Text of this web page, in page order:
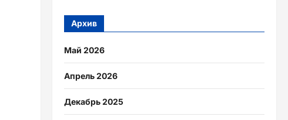
Архив
Май 2026
Апрель 2026
Декабрь 2025